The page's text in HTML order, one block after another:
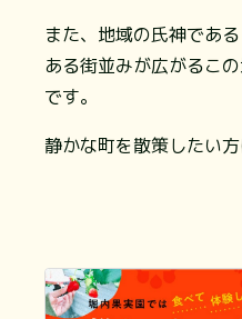
また、地域の氏神であ
ある街並みが広がるこ
です。
静かな町を散策したい